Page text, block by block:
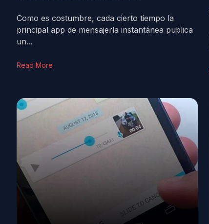
Como es costumbre, cada cierto tiempo la
principal app de mensajería instantánea publica
un...
Read More